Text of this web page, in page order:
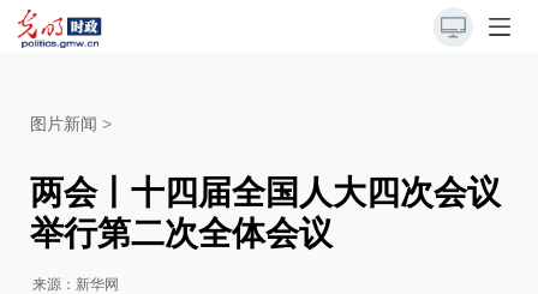
图片新闻 >
两会丨十四届全国人大四次会议
举行第二次全体会议
来源： 新华网